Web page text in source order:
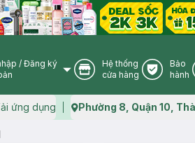
User Icon
/ Đăng ký
Store Icon
Hệ thống
cửa hàng
Bảo
hành
ứng dụng Phường 8, Quận 10,